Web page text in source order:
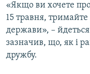
«Якщо ви хочете
15 травня, тримайте
держави», – йдеться
зазначив, що, як і
дружбу.